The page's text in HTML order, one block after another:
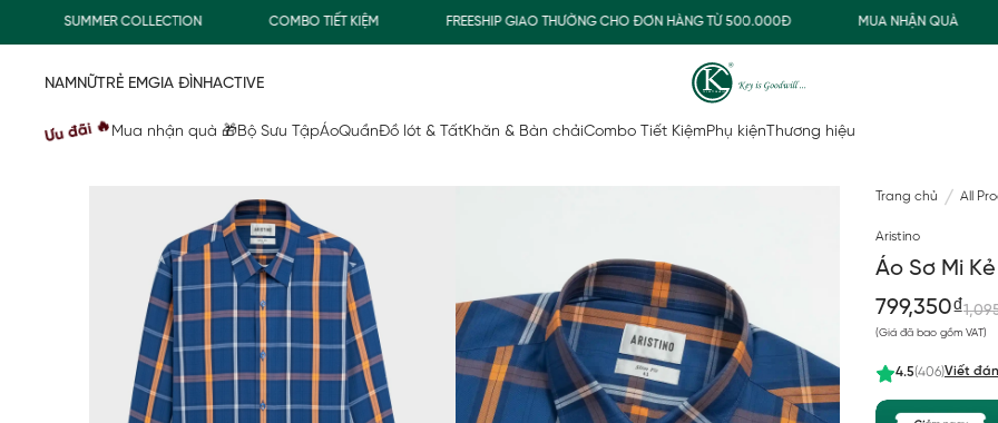
SUMMER COLLECTION COMBO TIẾT KIỆM FREESHIP GIAO THƯỜNG CHO ĐƠN HÀNG TỪ 500.000Đ MUA NHẬN QUÀ
NAMNỮTRẺ EMGIA ĐÌNHACTIVE
Ưu đãi 🔥 Mua nhận quà 🎁Bộ Sưu TậpÁoQuầnĐồ lót & TấtKhăn & Bàn chảiCombo Tiết KiệmPhụ kiện Thương hiệu
Trang chủ All
Aristino
Áo Sơ Mi
799,350₫
(Giá đã bao gồm VAT)
4.5(406)Viết